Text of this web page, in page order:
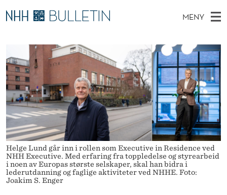
N
H
E
X
E
C
U
T
MENY
V
E
D
M
E
N
Y
I
N
E
T
T
S
T
E
D
T
Stipendiater og nye forskerprofiler
Disputaser
Ekspertutvalg
Om Bulletin
Helge Lund går inn i rollen som Executive in Residence ved
NHH Executive. Med erfaring fra toppledelse og styrearbeid
i noen av Europas største selskaper, skal han bidra i
lederutdanning og faglige aktiviteter ved NHHE. Foto:
Joakim S. Enger